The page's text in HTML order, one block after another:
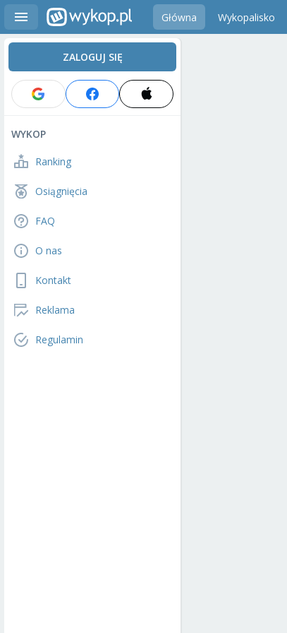
Główna Wykopalisko
ZALOGUJ SIĘ
WYKOP
Ranking
Osiągnięcia
FAQ
O nas
Kontakt
Reklama
Regulamin